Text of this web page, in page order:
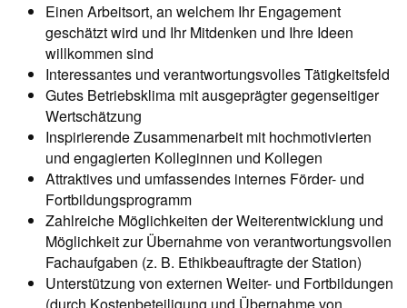
Einen Arbeitsort, an welchem Ihr Engagement
geschätzt wird und Ihr Mitdenken und Ihre Ideen
willkommen sind
Interessantes und verantwortungsvolles Tätigkeitsfeld
Gutes Betriebsklima mit ausgeprägter gegenseitiger
Wertschätzung
Inspirierende Zusammenarbeit mit hochmotivierten
und engagierten Kolleginnen und Kollegen
Attraktives und umfassendes internes Förder- und
Fortbildungsprogramm
Zahlreiche Möglichkeiten der Weiterentwicklung und
Möglichkeit zur Übernahme von verantwortungsvollen
Fachaufgaben (z. B. Ethikbeauftragte der Station)
Unterstützung von externen Weiter- und Fortbildungen